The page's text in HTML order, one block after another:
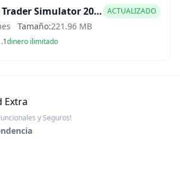
Car Trader Simulator 2025 Mod APK ACTUALIZADO
Tamaño:221.96 MB
dinero ilimitado
Extra
y Seguros!